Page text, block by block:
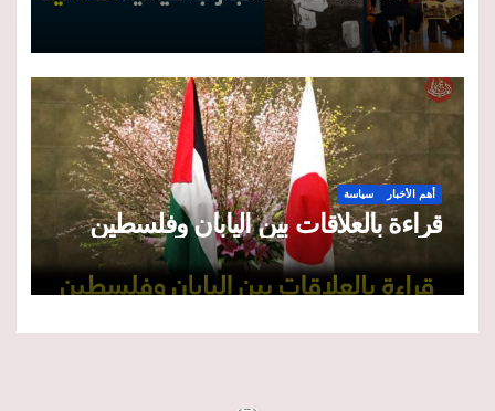
أهم الأخبار سياسة
قراءة بالعلاقات بين اليابان وفلسطين